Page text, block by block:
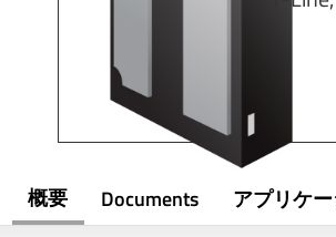
概要 Documents アプリケ